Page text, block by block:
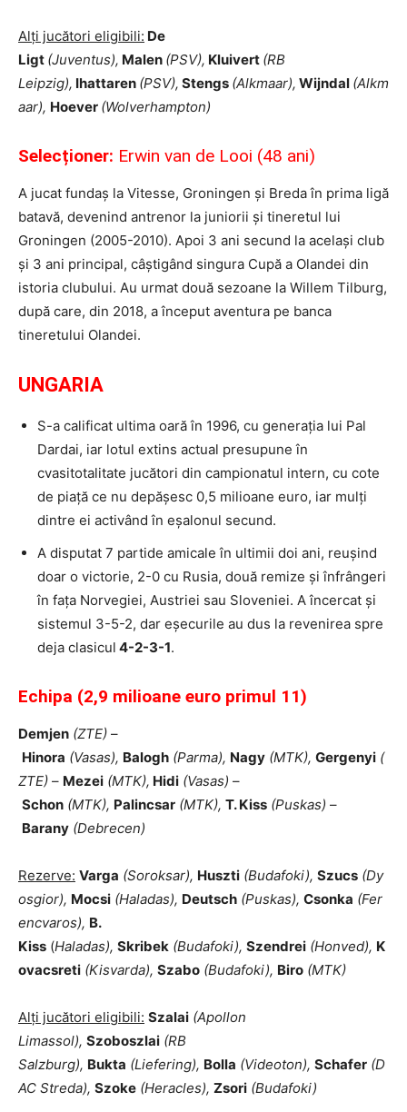
Alți jucători eligibili: De
Ligt (Juventus), Malen (PSV), Kluivert (RB
Leipzig), Ihattaren (PSV), Stengs (Alkmaar), Wijndal (Alkm
aar), Hoever (Wolverhampton)
Selecționer: Erwin van de Looi (48 ani)
A jucat fundaș la Vitesse, Groningen și Breda în prima ligă
batavă, devenind antrenor la juniorii și tineretul lui
Groningen (2005-2010). Apoi 3 ani secund la același club
și 3 ani principal, câștigând singura Cupă a Olandei din
istoria clubului. Au urmat două sezoane la Willem Tilburg,
după care, din 2018, a început aventura pe banca
tineretului Olandei.
UNGARIA
S-a calificat ultima oară în 1996, cu generația lui Pal
Dardai, iar lotul extins actual presupune în
cvasitotalitate jucători din campionatul intern, cu cote
de piață ce nu depășesc 0,5 milioane euro, iar mulți
dintre ei activând în eșalonul secund.
A disputat 7 partide amicale în ultimii doi ani, reușind
doar o victorie, 2-0 cu Rusia, două remize și înfrângeri
în fața Norvegiei, Austriei sau Sloveniei. A încercat și
sistemul 3-5-2, dar eșecurile au dus la revenirea spre
deja clasicul 4-2-3-1.
Echipa (2,9 milioane euro primul 11)
Demjen (ZTE) –
Hinora (Vasas), Balogh (Parma), Nagy (MTK), Gergenyi (
ZTE) – Mezei (MTK), Hidi (Vasas) –
Schon (MTK), Palincsar (MTK), T. Kiss (Puskas) –
Barany (Debrecen)
Rezerve: Varga (Soroksar), Huszti (Budafoki), Szucs (Dy
osgior), Mocsi (Haladas), Deutsch (Puskas), Csonka (Fer
encvaros), B.
Kiss (Haladas), Skribek (Budafoki), Szendrei (Honved), K
ovacsreti (Kisvarda), Szabo (Budafoki), Biro (MTK)
Alți jucători eligibili: Szalai (Apollon
Limassol), Szoboszlai (RB
Salzburg), Bukta (Liefering), Bolla (Videoton), Schafer (D
AC Streda), Szoke (Heracles), Zsori (Budafoki)